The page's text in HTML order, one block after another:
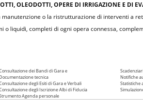
OLEODOTTI, OPERE DI IRRIGAZIONE E DI
manutenzione o la ristrutturazione di interventi a
o liquidi, completi di ogni opera connessa,
dei Bandi di Gara e
Documentazione tecnica
degli Esiti di Gara e Verbali
degli Iscrizione Albi di Fiducia
Agenda personale
Notifiche
Statistiche